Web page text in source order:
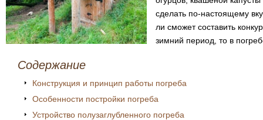
сделать по-настоящему
ли сможет составить
зимний период, то в
Содержание
Конструкция и принцип работы погреба
Особенности постройки погреба
Устройство полузаглубленного погреба